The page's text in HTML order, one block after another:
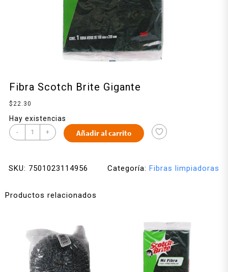
Fibra Scotch Brite Gigante
$22.30
Hay existencias
- + Añadir al carrito
SKU: 7501023114956 Categoría: Fibras limpiadoras
Productos relacionados